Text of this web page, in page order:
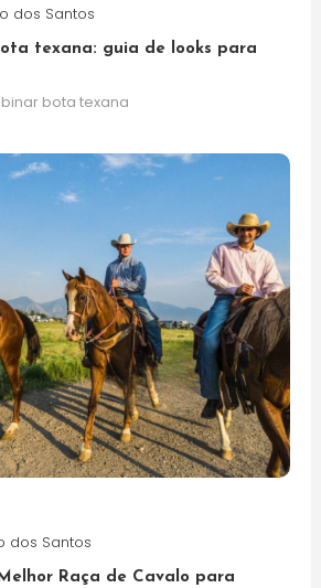
dos Santos
texana: guia de looks para
bota texana
dos Santos
Raça de Cavalo para